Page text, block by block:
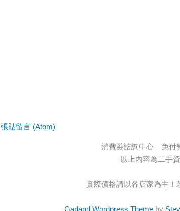
張貼留言 (Atom)
消費券諮詢中心 免付
以上內容為二手
實際價格請以各店家為主！
Garland Wordpress Themeby